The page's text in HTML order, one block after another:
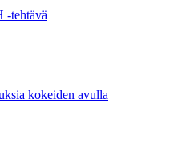
-tehtävä
kokeiden avulla